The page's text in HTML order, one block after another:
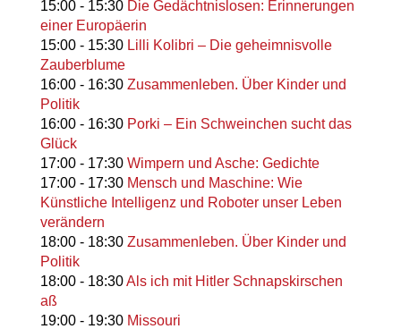
15:00- 15:30 Die Gedächtnislosen: Erinnerungen
einer Europäerin
15:00- 15:30 Lilli Kolibri – Die geheimnisvolle
Zauberblume
16:00- 16:30 Zusammenleben. Über Kinder und
Politik
16:00- 16:30 Porki – Ein Schweinchen sucht das
Glück
17:00- 17:30 Wimpern und Asche: Gedichte
17:00- 17:30 Mensch und Maschine: Wie
Künstliche Intelligenz und Roboter unser Leben
verändern
18:00- 18:30 Zusammenleben. Über Kinder und
Politik
18:00- 18:30Als ich mit Hitler Schnapskirschen
aß
19:00- 19:30 Missouri